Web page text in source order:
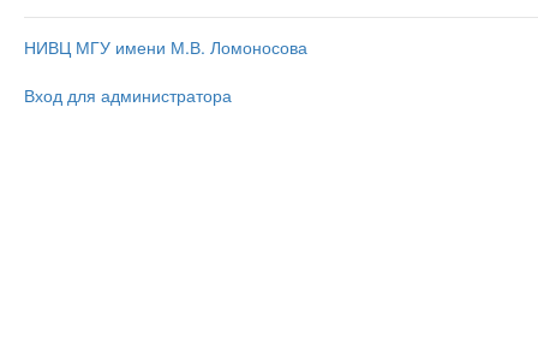
НИВЦ МГУ имени М.В. Ломоносова
Вход для администратора